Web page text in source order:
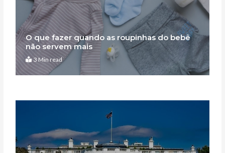
O que fazer quando as roupinhas do bebê
não servem mais
3 Min read